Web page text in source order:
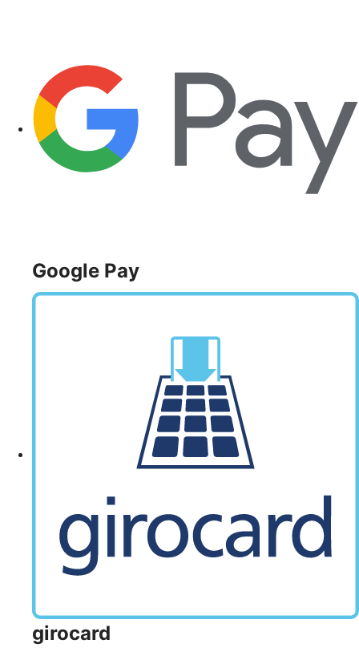
Google Pay
girocard